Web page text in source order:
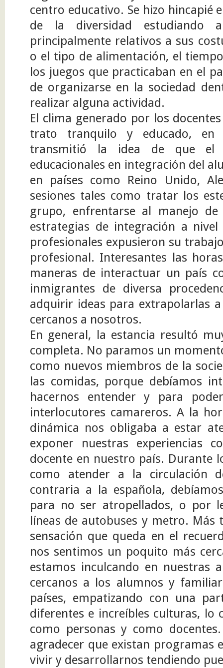
centro educativo. Se hizo hincapié
de la diversidad estudiando
principalmente relativos a sus
o el tipo de alimentación, el
los juegos que practicaban en el
de organizarse en la sociedad
realizar alguna actividad.
El clima generado por los
trato tranquilo y educado, en
transmitió la idea de que el
educacionales en integración del
en países como Reino Unido,
sesiones tales como tratar los
grupo, enfrentarse al manejo
estrategias de integración a
profesionales expusieron su
profesional. Interesantes las
maneras de interactuar un país
inmigrantes de diversa
adquirir ideas para extrapolarlas
cercanos a nosotros.
En general, la estancia resultó
completa. No paramos un
como nuevos miembros de la
las comidas, porque debíamos
hacernos entender y para
interlocutores camareros. A la
dinámica nos obligaba a estar
exponer nuestras experiencias
docente en nuestro país. Durante
como atender a la circulación
contraria a la española,
para no ser atropellados, o por
líneas de autobuses y metro. Más
sensación que queda en el
nos sentimos un poquito más
estamos inculcando en nuestras
cercanos a los alumnos y
países, empatizando con una
diferentes e increíbles culturas, lo
como personas y como
agradecer que existan programas
vivir y desarrollarnos tendiendo